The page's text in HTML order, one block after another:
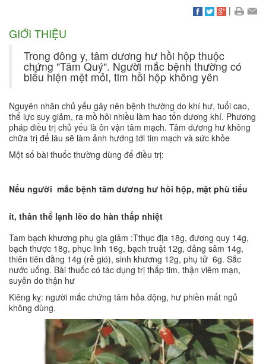
|
GIỚI THIỆU
Trong đông y, tâm dương hư hồi hộp thuộc
chứng "Tâm Quý". Người mắc bệnh thường có
biểu hiện mệt mỏi, tim hồi hộp không yên
Nguyên nhân chủ yếu gây nên bệnh thường do khí hư, tuổi cao,
thể lực suy giảm, ra mồ hôi nhiều làm hao tổn dương khí. Phương
pháp điều trị chủ yếu là ôn vận tâm mạch. Tâm dương hư không
chữa trị để lâu sẽ làm ảnh hướng tới tim mạch và sức khỏe
Một số bài thuốc thường dùng để điều trị:
Nếu người mắc bệnh tâm dương hư hồi hộp, mặt phù tiểu
ít, thân thể lạnh lẽo do hàn thấp nhiệt
Tam bạch khương phụ gia giảm :Tthục địa 18g, đương quy 14g,
bạch thược 18g, phục linh 16g, bạch truật 12g, đảng sâm 14g,
thiên tiên đằng 14g (rễ gió), sinh khương 12g, phụ tử 6g. Sắc
nước uống. Bài thuốc có tác dụng trị thấp tim, thận viêm mạn,
suyễn do thận hư
Kiêng kỵ: người mắc chứng tâm hỏa động, hư phiền mất ngủ
không dùng.